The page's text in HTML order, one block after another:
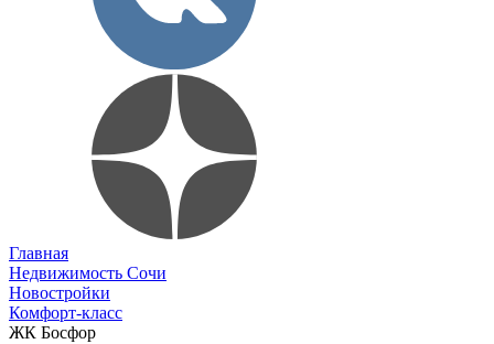
Главная
Недвижимость Сочи
Новостройки
Комфорт-класс
ЖК Босфор